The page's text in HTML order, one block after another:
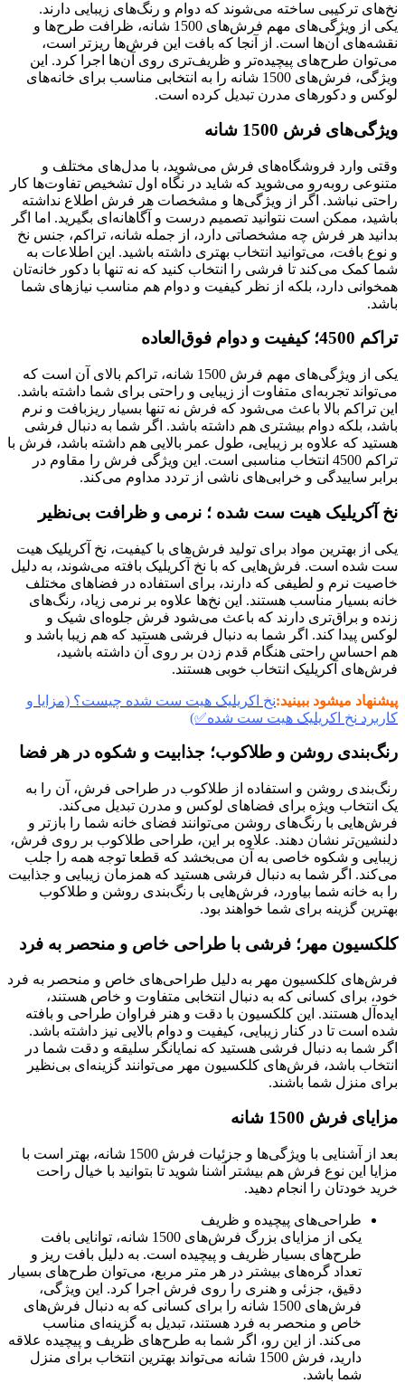
نخ‌های ترکیبی ساخته می‌شوند که دوام و رنگ‌های زیبایی دارند.
یکی از ویژگی‌های مهم فرش‌های 1500 شانه، ظرافت طرح‌ها و
نقشه‌های آن‌ها است. از آنجا که بافت این فرش‌ها ریزتر است،
می‌توان طرح‌های پیچیده‌تر و ظریف‌تری روی آن‌ها اجرا کرد. این
ویژگی، فرش‌های 1500 شانه را به انتخابی مناسب برای خانه‌های
لوکس و دکورهای مدرن تبدیل کرده است.
ویژگی‌های فرش 1500 شانه
وقتی وارد فروشگاه‌های فرش می‌شوید، با مدل‌های مختلف و
متنوعی روبه‌رو می‌شوید که شاید در نگاه اول تشخیص تفاوت‌ها کار
راحتی نباشد. اگر از ویژگی‌ها و مشخصات هر فرش اطلاع نداشته
باشید، ممکن است نتوانید تصمیم درست و آگاهانه‌ای بگیرید. اما اگر
بدانید هر فرش چه مشخصاتی دارد، از جمله شانه، تراکم، جنس نخ
و نوع بافت، می‌توانید انتخاب بهتری داشته باشید. این اطلاعات به
شما کمک می‌کند تا فرشی را انتخاب کنید که نه تنها با دکور خانه‌تان
همخوانی دارد، بلکه از نظر کیفیت و دوام هم مناسب نیازهای شما
باشد.
تراکم 4500؛ کیفیت و دوام فوق‌العاده
یکی از ویژگی‌های مهم فرش 1500 شانه، تراکم بالای آن است که
می‌تواند تجربه‌ای متفاوت از زیبایی و راحتی برای شما داشته باشد.
این تراکم بالا باعث می‌شود که فرش نه تنها بسیار ریزبافت و نرم
باشد، بلکه دوام بیشتری هم داشته باشد. اگر شما به دنبال فرشی
هستید که علاوه بر زیبایی، طول عمر بالایی هم داشته باشد، فرش با
تراکم 4500 انتخاب مناسبی است. این ویژگی فرش را مقاوم در
برابر ساییدگی و خرابی‌های ناشی از تردد مداوم می‌کند.
نخ آکریلیک هیت ست شده ؛ نرمی و ظرافت بی‌نظیر
یکی از بهترین مواد برای تولید فرش‌های با کیفیت، نخ آکریلیک هیت
ست شده است. فرش‌هایی که با نخ آکریلیک بافته می‌شوند، به دلیل
خاصیت نرم و لطیفی که دارند، برای استفاده در فضاهای مختلف
خانه بسیار مناسب هستند. این نخ‌ها علاوه بر نرمی زیاد، رنگ‌های
زنده و براق‌تری دارند که باعث می‌شود فرش جلوه‌ای شیک و
لوکس پیدا کند. اگر شما به دنبال فرشی هستید که هم زیبا باشد و
هم احساس راحتی هنگام قدم زدن بر روی آن داشته باشید،
فرش‌های آکریلیک انتخاب خوبی هستند.
پیشنهاد میشود ببینید:نخ اکریلیک هیت ست شده چیست؟ (مزایا و
کاربرد نخ اکریلیک هیت ست شده✅)
رنگ‌بندی روشن و طلاکوب؛ جذابیت و شکوه در هر فضا
رنگ‌بندی روشن و استفاده از طلاکوب در طراحی فرش، آن را به
یک انتخاب ویژه برای فضاهای لوکس و مدرن تبدیل می‌کند.
فرش‌هایی با رنگ‌های روشن می‌توانند فضای خانه شما را بازتر و
دلنشین‌تر نشان دهند. علاوه بر این، طراحی طلاکوب بر روی فرش،
زیبایی و شکوه خاصی به آن می‌بخشد که قطعا توجه همه را جلب
می‌کند. اگر شما به دنبال فرشی هستید که همزمان زیبایی و جذابیت
را به خانه شما بیاورد، فرش‌هایی با رنگ‌بندی روشن و طلاکوب
بهترین گزینه برای شما خواهند بود.
کلکسیون مهر؛ فرشی با طراحی خاص و منحصر به فرد
فرش‌های کلکسیون مهر به دلیل طراحی‌های خاص و منحصر به فرد
خود، برای کسانی که به دنبال انتخابی متفاوت و خاص هستند،
ایده‌آل هستند. این کلکسیون با دقت و هنر فراوان طراحی و بافته
شده است تا در کنار زیبایی، کیفیت و دوام بالایی نیز داشته باشد.
اگر شما به دنبال فرشی هستید که نمایانگر سلیقه و دقت شما در
انتخاب باشد، فرش‌های کلکسیون مهر می‌توانند گزینه‌ای بی‌نظیر
برای منزل شما باشند.
مزایای فرش 1500 شانه
بعد از آشنایی با ویژگی‌ها و جزئیات فرش 1500 شانه، بهتر است با
مزایا این نوع فرش هم بیشتر آشنا شوید تا بتوانید با خیال راحت
خرید خودتان را انجام دهید.
طراحی‌های پیچیده و ظریف
یکی از مزایای بزرگ فرش‌های 1500 شانه، توانایی بافت
طرح‌های بسیار ظریف و پیچیده است. به دلیل بافت ریز و
تعداد گره‌های بیشتر در هر متر مربع، می‌توان طرح‌های بسیار
دقیق، جزئی و هنری را روی فرش اجرا کرد. این ویژگی،
فرش‌های 1500 شانه را برای کسانی که به دنبال فرش‌های
خاص و منحصر به فرد هستند، تبدیل به گزینه‌ای مناسب
می‌کند. از این رو، اگر شما به طرح‌های ظریف و پیچیده علاقه
دارید، فرش 1500 شانه می‌تواند بهترین انتخاب برای منزل
شما باشد.